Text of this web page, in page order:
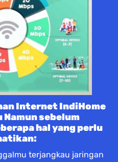
Internet IndiHome
Namun sebelum
hal yang perlu
terjangkau jaringan